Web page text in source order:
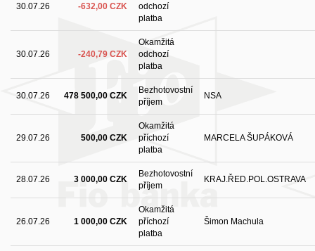
30.07.26 -632,00 CZK
odchozí
platba
30.07.26 -240,79 CZK
Okamžitá
odchozí
platba
30.07.26 478 500,00 CZK
Bezhotovostní
příjem
NSA
29.07.26 500,00 CZK
Okamžitá
příchozí
platba
MARCELA ŠUPÁKOVÁ
28.07.26 3 000,00 CZK
Bezhotovostní
příjem
KRAJ.ŘED.POL.OSTRAVA
26.07.26 1 000,00 CZK
Okamžitá
příchozí
platba
Šimon Machula